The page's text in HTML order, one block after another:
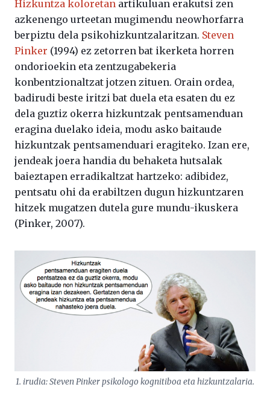
Hizkuntza koloretan artikuluan erakutsi zen
azkenengo urteetan mugimendu neowhorfarra
berpiztu dela psikohizkuntzalaritzan. Steven
Pinker (1994) ez zetorren bat ikerketa horren
ondorioekin eta zentzugabekeria
konbentzionaltzat jotzen zituen. Orain ordea,
badirudi beste iritzi bat duela eta esaten du ez
dela guztiz okerra hizkuntzak pentsamenduan
eragina duelako ideia, modu asko baitaude
hizkuntzak pentsamenduari eragiteko. Izan ere,
jendeak joera handia du behaketa hutsalak
baieztapen erradikaltzat hartzeko: adibidez,
pentsatu ohi da erabiltzen dugun hizkuntzaren
hitzek mugatzen dutela gure mundu-ikuskera
(Pinker, 2007).
1. irudia: Steven Pinker psikologo kognitiboa eta hizkuntzalaria.